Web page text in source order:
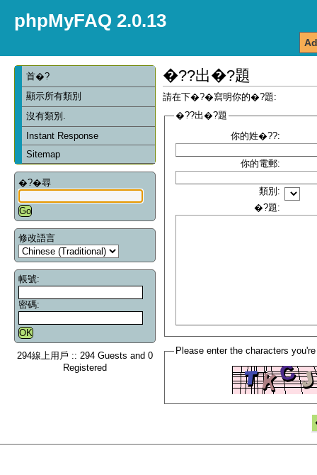
phpMyFAQ 2.0.13
首�?
顯示所有類別
沒有類別.
Instant Response
Sitemap
�?�尋
修改語言
帳號:
密碼:
294線上用戶 :: 294 Guests and 0
Registered
�??出�?題
請在下�?�寫明你的�?題:
�??出�?題
你的姓�??:
你的電郵:
類別:
�?題:
Please enter the characters